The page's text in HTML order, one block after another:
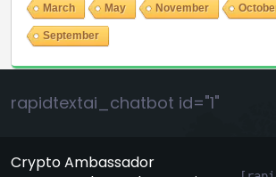
March May November
September
rapidtextai_chatbot id="1"
Crypto Ambassador